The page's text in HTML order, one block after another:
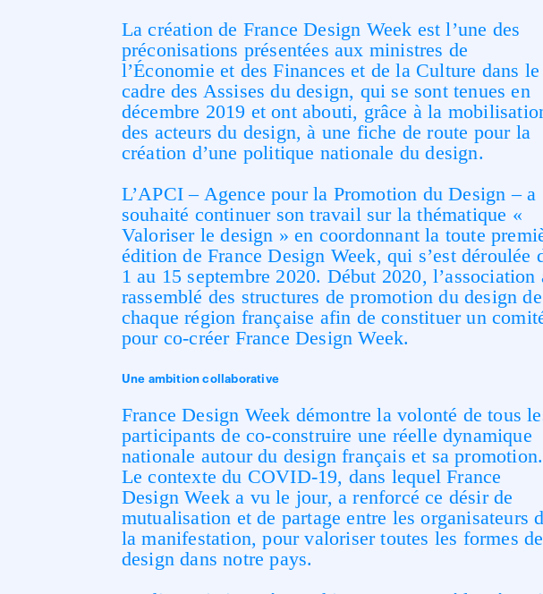
La création de France Design Week est l’une des
préconisations présentées aux ministres de
l’Économie et des Finances et de la Culture dans le
cadre des Assises du design, qui se sont tenues en
décembre 2019 et ont abouti, grâce à la
des acteurs du design, à une fiche de route pour la
création d’une politique nationale du design.
L’APCI – Agence pour la Promotion du Design – a
souhaité continuer son travail sur la thématique «
Valoriser le design » en coordonnant la toute
édition de France Design Week, qui s’est déroulée
1 au 15 septembre 2020. Début 2020, l’association
rassemblé des structures de promotion du design de
chaque région française afin de constituer un
pour co-créer France Design Week.
Une ambition collaborative
France Design Week démontre la volonté de tous
participants de co-construire une réelle dynamique
nationale autour du design français et sa promotion.
Le contexte du COVID-19, dans lequel France
Design Week a vu le jour, a renforcé ce désir de
mutualisation et de partage entre les organisateurs
la manifestation, pour valoriser toutes les formes de
design dans notre pays.